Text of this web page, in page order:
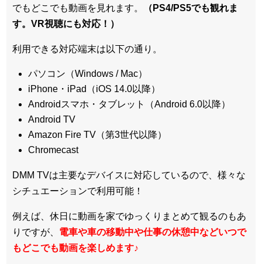
でもどこでも動画を見れます。
（PS4/PS5でも観れま
す。VR視聴にも対応！）
利用できる対応端末は以下の通り。
パソコン（Windows / Mac）
iPhone・iPad（iOS 14.0以降）
Androidスマホ・タブレット（Android 6.0以降）
Android TV
Amazon Fire TV（第3世代以降）
Chromecast
DMM TVは主要なデバイスに対応しているので、 様々な
シチュエーションで利用可能！
例えば、休日に動画を家でゆっくりまとめて観るのもあ
りですが、 電車や車の移動中や仕事の休憩中などいつで
もどこでも動画を楽しめます♪